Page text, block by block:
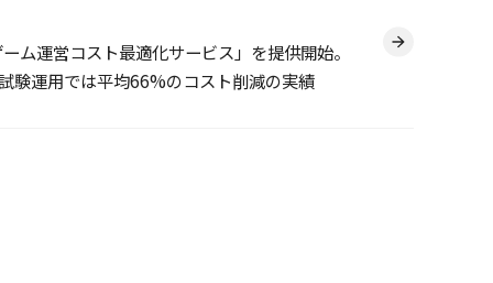
ム運営コスト最適化サービス」を提供開始。
験運用では平均66%のコスト削減の実績